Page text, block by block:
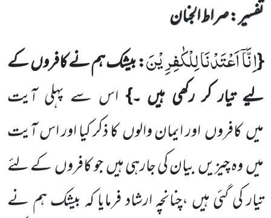
تفسیر : ‎صراط الجنان
{اِنَّاۤ اَعْتَدْنَا لِلْكٰفِرِیْنَ: بیشک ہم نے کافروںکے
لیے تیار کر رکھی ہیں ۔} اس سے پہلی آیت
میںکافروںاور ایمان والوںکا ذکر کیا اور اس آیت
میںوہ چیزیںبیان کی جارہی ہیںجو کافروںکے لئے
تیار کی گئی ہیں ،چنانچہ ارشاد فرمایا کہ بیشک ہم نے